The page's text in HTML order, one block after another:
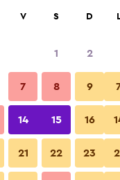
Ver precios
V S D
1 2
7 8 9
14 15 16
21 22 23